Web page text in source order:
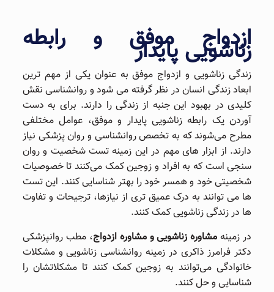
ازدواج موفق و رابطه
زناشویی پایدار
زندگی زناشویی و ازدواج موفق به عنوان یکی از مهم ‌ترین
ابعاد زندگی انسان در نظر گرفته می ‌شود و روانشناسی نقش
کلیدی در بهبود این جنبه از زندگی را دارند. برای به دست
آوردن یک رابطه زناشویی پایدار و موفق، عوامل مختلفی
مطرح می‌شوند که به تخصص روانشناسی و روان‌ پزشکی نیاز
دارند. از ابزار های مهم در این زمینه تست‌ شخصیت و روان
‌سنجی است که به افراد و زوجین کمک می‌کنند تا خصوصیات
شخصیتی خود و همسر خود را بهتر شناسایی کنند. این تست
‌ها می‌ توانند به درک عمیق ‌تری از نیازها، ترجیحات و تفاوت
‌ها در زندگی زناشویی کمک کنند.
در زمینه مشاوره زناشویی و مشاوره ازدواج، مطب روانپزشکی
دکتر فرامرز ذاکری در زمینه روانشناسی زناشویی و مشکلات
خانوادگی می‌توانند به زوجین کمک کنند تا مشکلاتشان را
شناسایی و حل کنند.